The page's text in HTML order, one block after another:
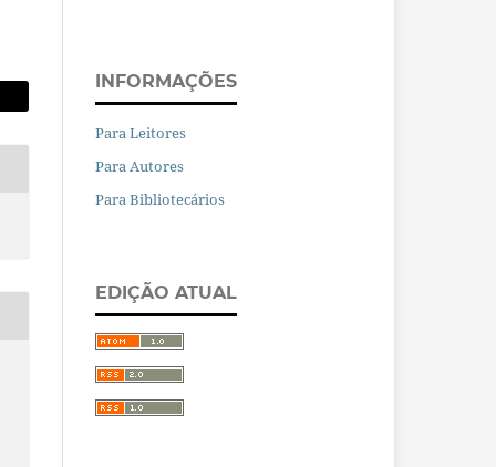
INFORMAÇÕES
Para Leitores
Para Autores
Para Bibliotecários
EDIÇÃO ATUAL